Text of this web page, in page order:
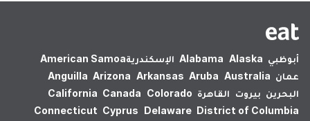
أبوظبي Alabama Alaska الإسكندرية‎American Samoa
عمان
Anguilla Arizona Arkansas Aruba Australia
البحرين بيروت القاهرة California Canada Colorado
Connecticut Cyprus Delaware District of Columbia